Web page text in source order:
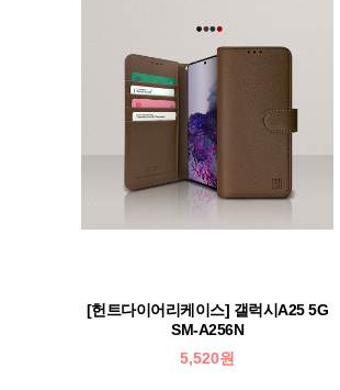
[헌트다이어리케이스] 갤럭시A25 5G
SM-A256N
5,520원